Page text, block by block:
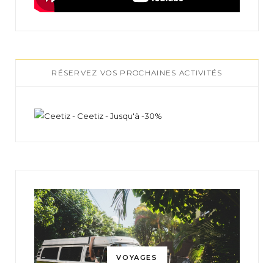
RÉSERVEZ VOS PROCHAINES ACTIVITÉS
VOYAGES